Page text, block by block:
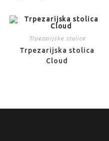
Trpezarijske stolice
Trpezarijska stolica
Cloud